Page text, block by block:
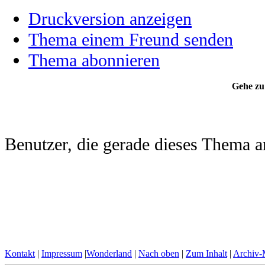
Druckversion anzeigen
Thema einem Freund senden
Thema abonnieren
Gehe
Benutzer, die gerade dieses Thema
Kontakt | Impressum |Wonderland | Nach oben | Zum Inhalt | Archiv-